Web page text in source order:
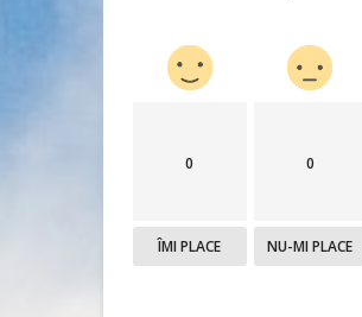
0
ÎMI PLACE
0
NU-MI PLACE